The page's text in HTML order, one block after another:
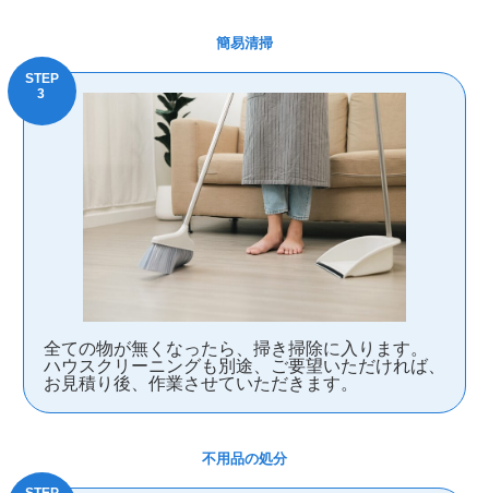
簡易清掃
全ての物が無くなったら、掃き掃除に入ります。
ハウスクリーニングも別途、ご要望いただければ、
お見積り後、作業させていただきます。
不用品の処分